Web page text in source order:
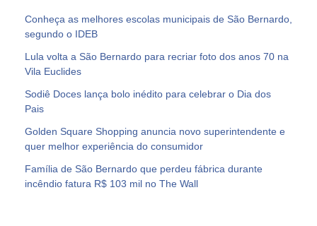
Conheça as melhores escolas municipais de São Bernardo,
segundo o IDEB
Lula volta a São Bernardo para recriar foto dos anos 70 na
Vila Euclides
Sodiê Doces lança bolo inédito para celebrar o Dia dos
Pais
Golden Square Shopping anuncia novo superintendente e
quer melhor experiência do consumidor
Família de São Bernardo que perdeu fábrica durante
incêndio fatura R$ 103 mil no The Wall